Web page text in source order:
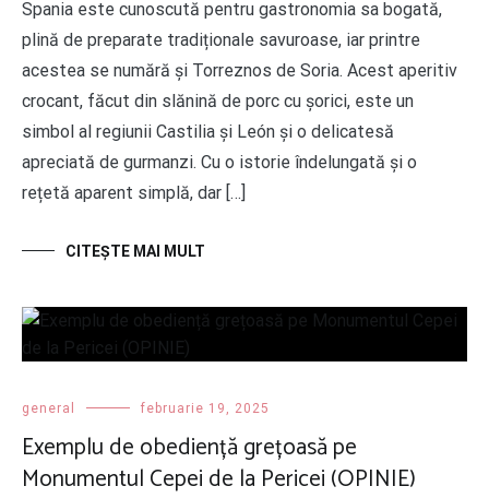
Spania este cunoscută pentru gastronomia sa bogată,
plină de preparate tradiționale savuroase, iar printre
acestea se numără și Torreznos de Soria. Acest aperitiv
crocant, făcut din slănină de porc cu șorici, este un
simbol al regiunii Castilia și León și o delicatesă
apreciată de gurmanzi. Cu o istorie îndelungată și o
rețetă aparent simplă, dar […]
CITEŞTE MAI MULT
general februarie 19, 2025
Exemplu de obediență grețoasă pe
Monumentul Cepei de la Pericei (OPINIE)